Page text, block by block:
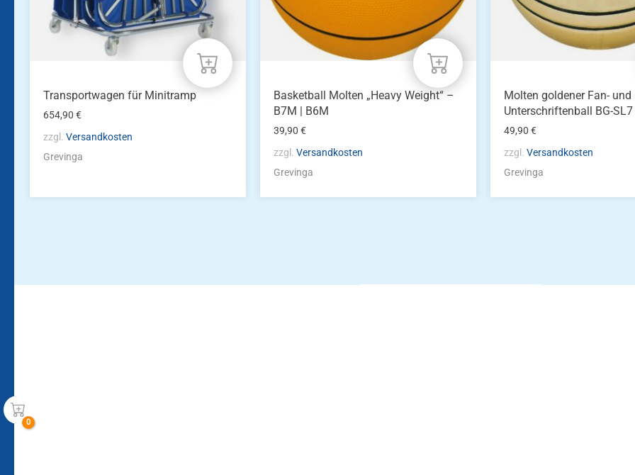
Transportwagen für Minitramp
654,90€
zzgl.Versandkosten
Grevinga
der
Produktseite
gewählt
Basketball Molten „Heavy Weight“ –
B7M | B6M
39,90€
zzgl.Versandkosten
Grevinga
Molten goldener Fan- und
Unterschriftenball BG-SL7
49,90€
zzgl.Versandkosten
Grevinga